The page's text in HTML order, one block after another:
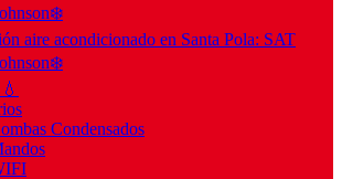
aire acondicionado en Santa Pola: SAT
Condensados